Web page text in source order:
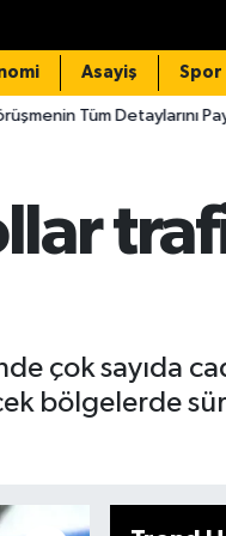
Asayiş Spor
Paylaştı
çok sayıda
bölgelerde